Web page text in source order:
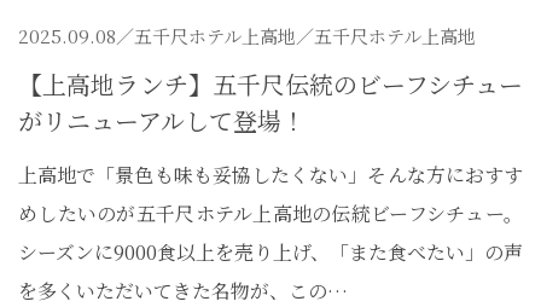
2025.09.08／五千尺ホテル上高地／五千尺ホテル上高地
【上高地ランチ】五千尺伝統のビーフシチュー
がリニューアルして登場！
上高地で「景色も味も妥協したくない」そんな方におすす
めしたいのが五千尺ホテル上高地の伝統ビーフシチュー。
シーズンに9000食以上を売り上げ、「また食べたい」の声
を多くいただいてきた名物が、この…